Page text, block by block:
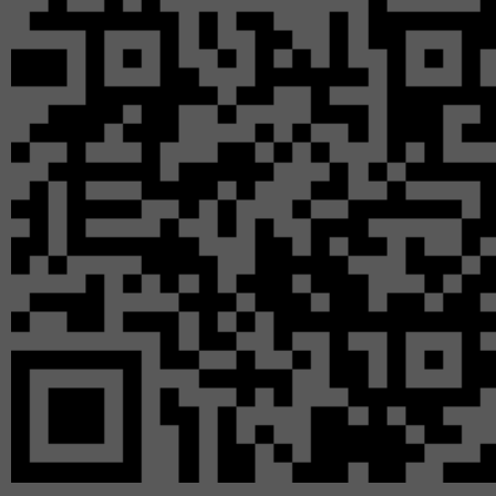
участники конкурса
участниках войны и
об обычных
ставших
хранимых внуками и
Заборских Дарья
Каратузского
форме письма
могу увидеть тебя